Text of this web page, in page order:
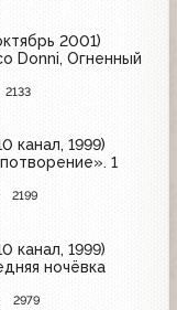
2001)
Donni, Огненный
2133
канал, 1999)
1
2199
канал, 1999)
ночёвка
2979